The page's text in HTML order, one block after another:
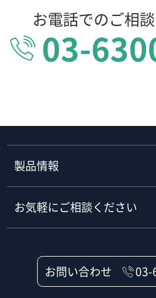
お電話でのご相
03-
製品情報
お気軽にご相談ください
お問い合わせ 03-